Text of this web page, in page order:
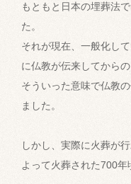
もともと日本の埋葬法
た。
それが現在、一般化し
に仏教が伝来してからの
そういった意味で仏教
ました。
しかし、実際に火葬が
よって火葬された700年